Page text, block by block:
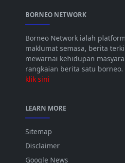
BORNEO NETWORK
Borneo Network ialah
maklumat semasa, berita
mewarnai kehidupan
rangkaian berita satu
klik sini
LEARN MORE
Sitemap
Disclaimer
Google News